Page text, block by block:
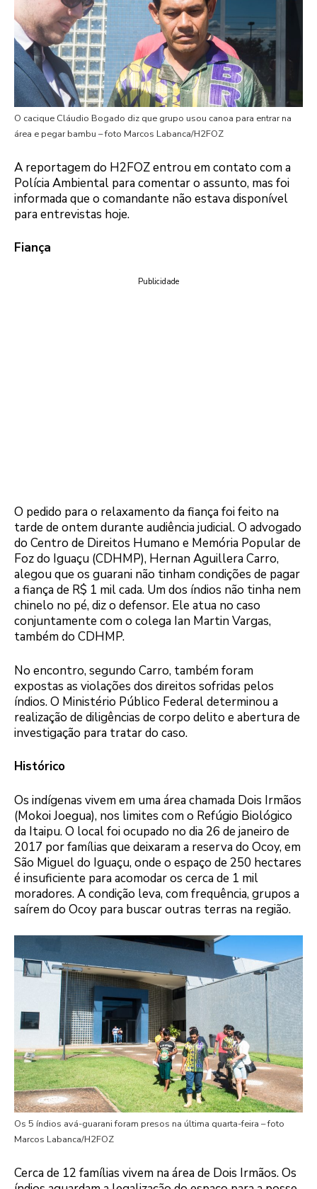
O cacique Cláudio Bogado diz que grupo usou canoa para entrar na
área e pegar bambu – foto Marcos Labanca/H2FOZ
A reportagem do H2FOZ entrou em contato com a
Polícia Ambiental para comentar o assunto, mas foi
informada que o comandante não estava disponível
para entrevistas hoje.
Fiança
Publicidade
O pedido para o relaxamento da fiança foi feito na
tarde de ontem durante audiência judicial. O advogado
do Centro de Direitos Humano e Memória Popular de
Foz do Iguaçu (CDHMP), Hernan Aguillera Carro,
alegou que os guarani não tinham condições de pagar
a fiança de R$ 1 mil cada. Um dos índios não tinha nem
chinelo no pé, diz o defensor. Ele atua no caso
conjuntamente com o colega Ian Martin Vargas,
também do CDHMP.
No encontro, segundo Carro, também foram
expostas as violações dos direitos sofridas pelos
índios. O Ministério Público Federal determinou a
realização de diligências de corpo delito e abertura de
investigação para tratar do caso.
Histórico
Os indígenas vivem em uma área chamada Dois Irmãos
(Mokoi Joegua), nos limites com o Refúgio Biológico
da Itaipu. O local foi ocupado no dia 26 de janeiro de
2017 por famílias que deixaram a reserva do Ocoy, em
São Miguel do Iguaçu, onde o espaço de 250 hectares
é insuficiente para acomodar os cerca de 1 mil
moradores. A condição leva, com frequência, grupos a
saírem do Ocoy para buscar outras terras na região.
Os 5 índios avá-guarani foram presos na última quarta-feira – foto
Marcos Labanca/H2FOZ
Cerca de 12 famílias vivem na área de Dois Irmãos. Os